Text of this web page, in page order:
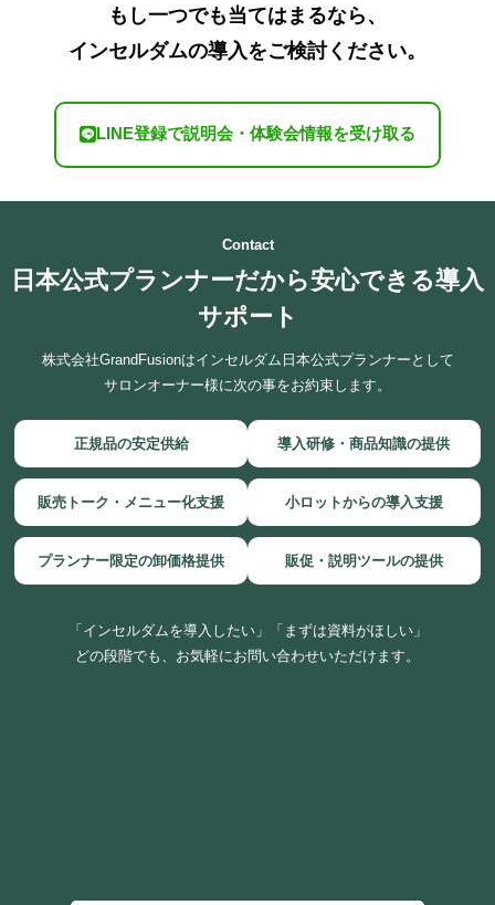
もし一つでも当てはまるなら、
インセルダムの導入をご検討ください。
LINE登録で説明会・体験会情報を受け取る
Contact
日本公式プランナーだから安心できる導入
サポート
株式会社GrandFusionはインセルダム日本公式プランナーとして
サロンオーナー様に次の事をお約束します。
正規品の安定供給 導入研修・商品知識の提供
販売トーク・メニュー化支援 小ロットからの導入支援
プランナー限定の卸価格提供 販促・説明ツールの提供
「インセルダムを導入したい」「まずは資料がほしい」
どの段階でも、お気軽にお問い合わせいただけます。